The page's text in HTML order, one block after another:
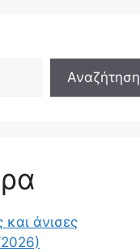
Αναζήτηση
άνισες